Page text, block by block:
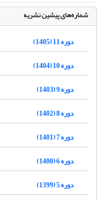
شماره‌های پیشین نشریه
دوره 11 (1405)
دوره 10 (1404)
دوره 9 (1403)
دوره 8 (1402)
دوره 7 (1401)
دوره 6 (1400)
دوره 5 (1399)